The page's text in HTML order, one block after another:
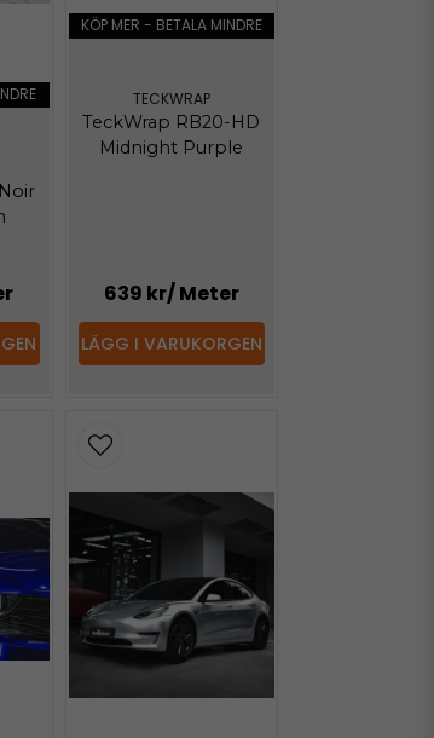
KÖP MER - BETALA MINDRE
TECKWRAP
TeckWrap RB20-HD
Midnight Purple
639 kr/ Meter
LÄGG I VARUKORGEN